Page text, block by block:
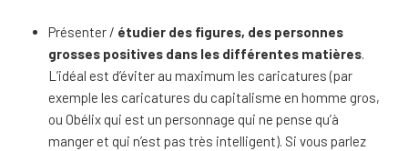
Présenter / étudier des figures, des personnes
grosses positives dans les différentes matières.
L’idéal est d’éviter au maximum les caricatures (par
exemple les caricatures du capitalisme en homme gros,
ou Obélix qui est un personnage qui ne pense qu’à
manger et qui n’est pas très intelligent). Si vous parlez